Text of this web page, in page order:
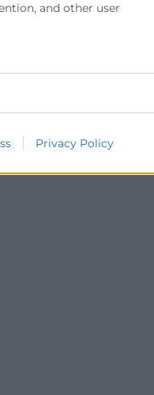
and other user
Privacy Policy